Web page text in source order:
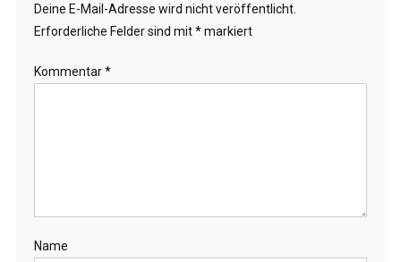
Deine E-Mail-Adresse wird nicht veröffentlicht.
Erforderliche Felder sind mit*markiert
Kommentar*
Name